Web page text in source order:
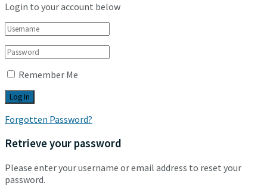
Login to your account below
Remember Me
Forgotten Password?
Retrieve your password
Please enter your username or email address to reset your
password.